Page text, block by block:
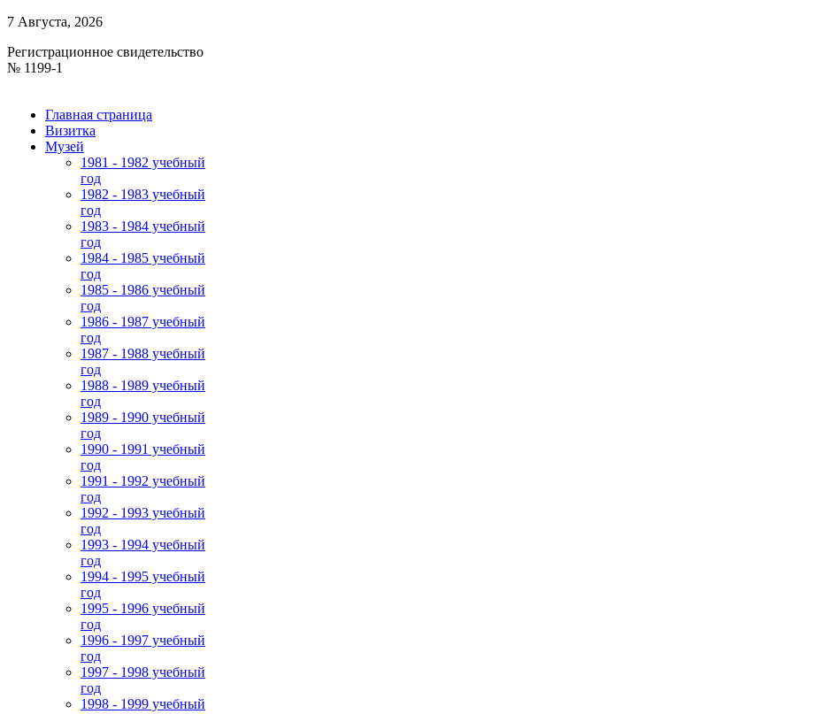
7 Августа, 2026
Регистрационное свидетельство
№ 1199-1
Главная страница
Визитка
Музей
1981 - 1982 учебный
год
1982 - 1983 учебный
год
1983 - 1984 учебный
год
1984 - 1985 учебный
год
1985 - 1986 учебный
год
1986 - 1987 учебный
год
1987 - 1988 учебный
год
1988 - 1989 учебный
год
1989 - 1990 учебный
год
1990 - 1991 учебный
год
1991 - 1992 учебный
год
1992 - 1993 учебный
год
1993 - 1994 учебный
год
1994 - 1995 учебный
год
1995 - 1996 учебный
год
1996 - 1997 учебный
год
1997 - 1998 учебный
год
1998 - 1999 учебный